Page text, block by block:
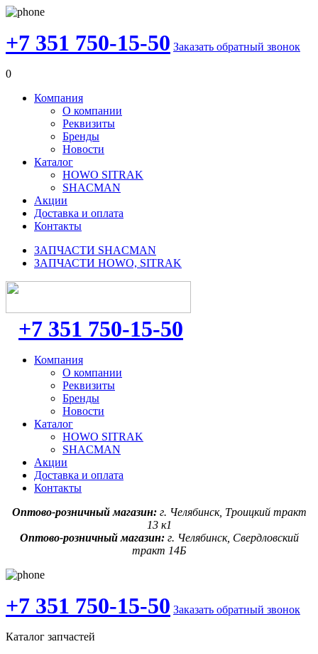
+7 351 750-15-50 Заказать обратный звонок
0
Компания
О компании
Реквизиты
Бренды
Новости
Каталог
HOWO SITRAK
SHACMAN
Акции
Доставка и оплата
Контакты
ЗАПЧАСТИ SHACMAN
ЗАПЧАСТИ HOWO, SITRAK
+7 351 750-15-50
Компания
О компании
Реквизиты
Бренды
Новости
Каталог
HOWO SITRAK
SHACMAN
Акции
Доставка и оплата
Контакты
Оптово-розничный магазин: г. Челябинск, Троицкий тракт
13 к1
Оптово-розничный магазин:г. Челябинск, Свердловский
тракт 14Б
+7 351 750-15-50 Заказать обратный звонок
Каталог запчастей